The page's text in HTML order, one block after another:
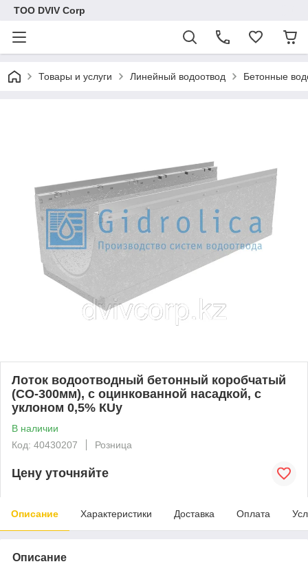
ТОО DVIV Corp
Товары и услуги Линейный водоотвод Бетонные
Лоток водоотводный бетонный коробчатый
(СО-300мм), с оцинкованной насадкой, с
уклоном 0,5% КUу
В наличии
Код: 40430207
Розница
Цену уточняйте
Описание Характеристики Доставка Оплата
Описание